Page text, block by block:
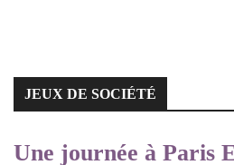
JEUX DE SOCIÉTÉ
JEUX DE SOCIÉTÉ
Une journée à Paris